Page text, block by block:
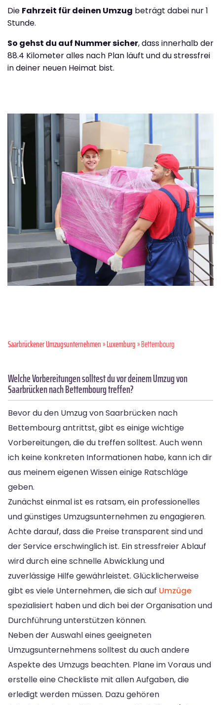
Die Fahrzeit für deinen Umzug beträgt dabei nur 1
Stunde.
So gehst du auf Nummer sicher, dass innerhalb der
88.4 Kilometer alles nach Plan läuft und du stressfrei
in deiner neuen Heimat bist.
Saarbrückener Umzugsunternehmen»Luxemburg» Bettembourg
Welche Vorbereitungen solltest du vor deinem Umzug von
Saarbrücken nach Bettembourg treffen?
Bevor du den Umzug von Saarbrücken nach
Bettembourg antrittst, gibt es einige wichtige
Vorbereitungen, die du treffen solltest. Auch wenn
ich keine konkreten Informationen habe, kann ich dir
aus meinem eigenen Wissen einige Ratschläge
geben.
Zunächst einmal ist es ratsam, ein professionelles
und günstiges Umzugsunternehmen zu engagieren.
Achte darauf, dass die Preise transparent sind und
der Service erschwinglich ist. Ein stressfreier Ablauf
wird durch eine schnelle Abwicklung und
zuverlässige Hilfe gewährleistet. Glücklicherweise
gibt es viele Unternehmen, die sich auf Umzüge
spezialisiert haben und dich bei der Organisation und
Durchführung unterstützen können.
Neben der Auswahl eines geeigneten
Umzugsunternehmens solltest du auch andere
Aspekte des Umzugs beachten. Plane im Voraus und
erstelle eine Checkliste mit allen Aufgaben, die
erledigt werden müssen. Dazu gehören